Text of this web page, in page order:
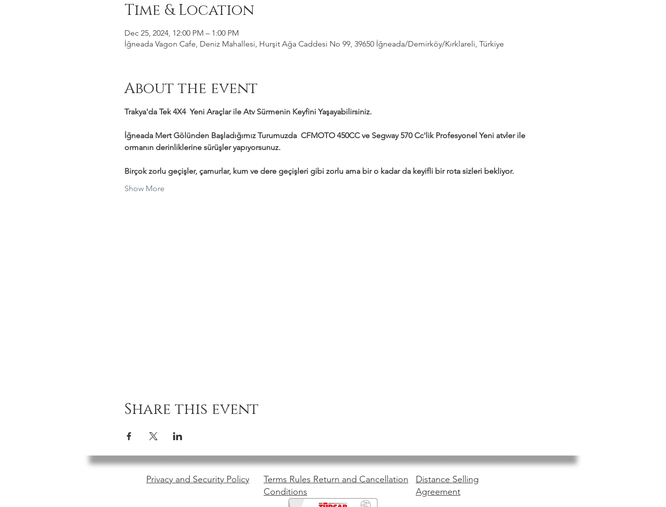
Time & Location
Dec 25, 2024, 12:00 PM – 1:00 PM
İğneada Vagon Cafe, Deniz Mahallesi, Hurşit Ağa Caddesi No 99, 39650 İğneada/Demirköy/Kırklareli, Türkiye
About the event
Trakya'da Tek 4X4  Yeni Araçlar ile Atv Sürmenin Keyfini Yaşayabilirsiniz.
İğneada Mert Gölünden Başladığımız Turumuzda  CFMOTO 450CC ve Segway 570 Cc'lik Profesyonel Yeni atvler ile
ormanın derinliklerine sürüşler yapıyorsunuz.
Birçok zorlu geçişler, çamurlar, kum ve dere geçişleri gibi zorlu ama bir o kadar da keyifli bir rota sizleri bekliyor.
Show More
Share this event
Privacy and Security Policy
Terms Rules Return and Cancellation
Conditions
Distance Selling
Agreement